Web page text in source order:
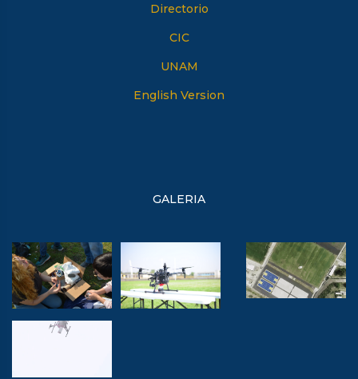
Directorio
CIC
UNAM
English Version
GALERIA